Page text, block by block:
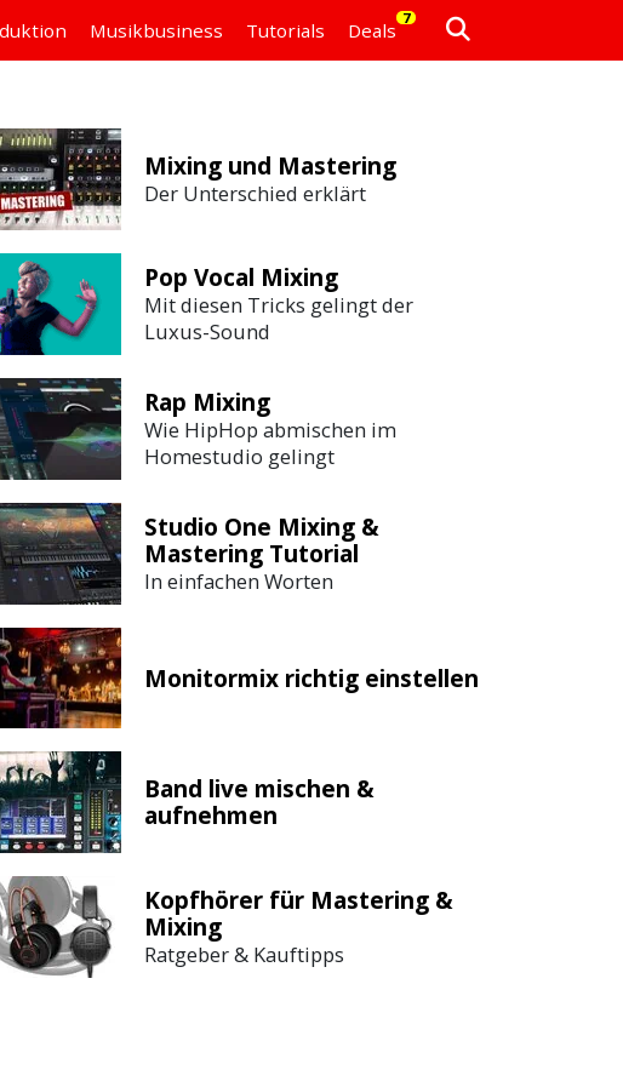
Musikbusiness Tutorials Deals
7
Mixing und Mastering
Der Unterschied erklärt
Pop Vocal Mixing
Mit diesen Tricks gelingt der
Luxus-Sound
Rap Mixing
Wie HipHop abmischen im
Homestudio gelingt
Studio One Mixing &
Mastering Tutorial
In einfachen Worten
Monitormix richtig einstellen
Band live mischen &
aufnehmen
Kopfhörer für Mastering &
Mixing
Ratgeber & Kauftipps